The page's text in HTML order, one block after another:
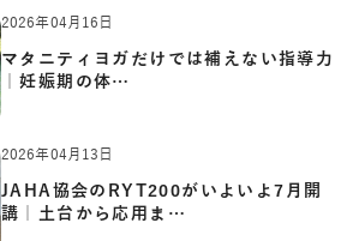
2026年04月16日
マタニティヨガだけでは補えない指導力
｜妊娠期の体…
2026年04月13日
JAHA協会のRYT200がいよいよ7月開
講｜土台から応用ま…